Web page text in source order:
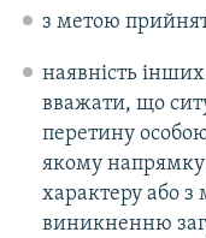
з метою
наявність
вважати, що
перетину
якому напрямку
характеру або з
виникненню